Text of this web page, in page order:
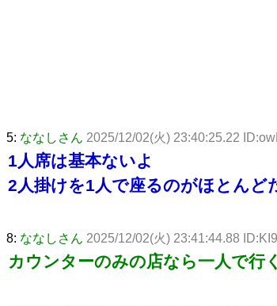
5: ななしさん 2025/12/02(火) 23:40:25.22
1人席は基本ないよ
2人掛けを1人で座るのがほとんど
8: ななしさん 2025/12/02(火) 23:41:44.88
カウンターのみの店なら一人で行